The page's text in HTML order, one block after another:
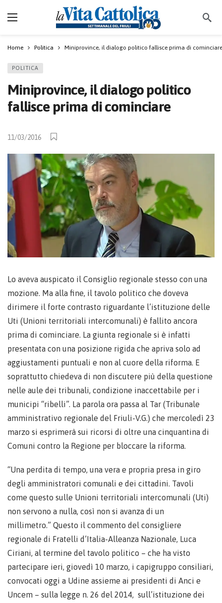
Home Politica Miniprovince, il dialogo politico fallisce prima di cominciare
POLITICA
Miniprovince, il dialogo politico
fallisce prima di cominciare
11/03/2016
Lo aveva auspicato il Consiglio regionale stesso con una
mozione. Ma alla fine, il tavolo politico che doveva
dirimere il forte contrasto riguardante l’istituzione delle
Uti (Unioni territoriali intercomunali) è fallito ancora
prima di cominciare. La giunta regionale si è infatti
presentata con una posizione rigida che apriva solo ad
aggiustamenti puntuali e non al cuore della riforma. E
soprattutto chiedeva di non discutere più della questione
nelle aule dei tribunali, condizione inaccettabile per i
municipi “ribelli”. La parola ora passa al Tar (Tribunale
amministrativo regionale del Friuli-V.G.) che mercoledì 23
marzo si esprimerà sui ricorsi di oltre una cinquantina di
Comuni contro la Regione per bloccare la riforma.
“Una perdita di tempo, una vera e propria presa in giro
degli amministratori comunali e dei cittadini. Tavoli
come questo sulle Unioni territoriali intercomunali (Uti)
non servono a nulla, così non si avanza di un
millimetro.” Questo il commento del consigliere
regionale di Fratelli d’Italia-Alleanza Nazionale, Luca
Ciriani, al termine del tavolo politico – che ha visto
partecipare ieri, giovedì 10 marzo, i capigruppo consiliari,
convocati oggi a Udine assieme ai presidenti di Anci e
Uncem – sulla legge n. 26 del 2014, sull’istituzione dei